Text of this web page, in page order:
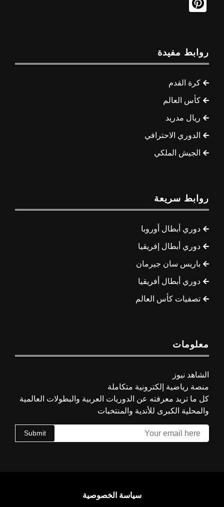
روابط مفيدة
كرة القدم
كأس العالم
ريال مدريد
الدوري الاحترافي
الجيش الملكي
روابط سريعة
دوري أبطال أوروبا
دوري أبطال إفريقيا
باريس سان جيرمان
دوري أبطال أفريقيا
تصفيات كأس العالم
معلومات
الشاهد نيوز
منصة رياضية إلكترونية متكاملة
كل ما تريد معرفته عن الدوريات العربية والبطولات العالمية
والمحلية الكبرى للأندية والمنتخبات
Submit
سياسة الخصوصية